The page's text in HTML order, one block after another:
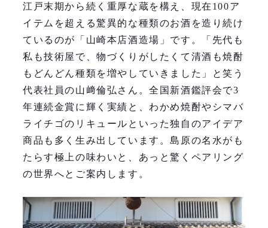
江戸末期から続く重厚な蔵を構え、現在100ア
イテムを超える驚異的な種類のお酒を造り続け
ているのが「山崎本店酒造場」です。「先代も
私も技術屋で、物づくりがしたくて清酒も焼酎
もどんどん種類を増やしていきました」と笑う
代表社員の山﨑倫弘さん。全国新酒鑑評会で3
年連続金賞に輝く実績と、わかめ焼酎やシマバ
ライチゴのリキュールといった独自のアイデア
商品も多く生み出しています。島原の名水がも
たらす極上の味わいと、あっと驚くペアリング
の世界へとご案内します。